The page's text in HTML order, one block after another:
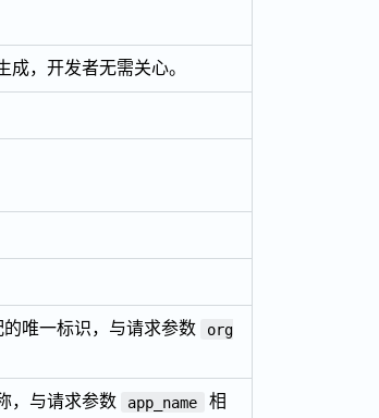
，开发者无需关心。
唯一标识，与请求参数
org
，与请求参数 app_name
相